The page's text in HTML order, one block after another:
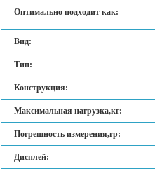
Оптимально подходит как:
Вид:
Тип:
Конструкция:
Максимальная нагрузка,кг:
Погрешность измерения,гр:
Дисплей: